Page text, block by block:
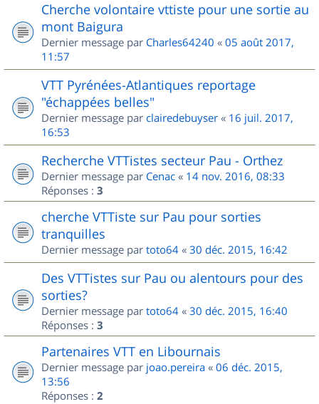
Cherche volontaire vttiste pour une sortie au
mont Baigura
Dernier message par Charles64240 « 05 août 2017,
11:57
VTT Pyrénées-Atlantiques reportage
"échappées belles"
Dernier message par clairedebuyser « 16 juil. 2017,
16:53
Recherche VTTistes secteur Pau - Orthez
Dernier message par Cenac « 14 nov. 2016, 08:33
Réponses : 3
cherche VTTiste sur Pau pour sorties
tranquilles
Dernier message par toto64 « 30 déc. 2015, 16:42
Des VTTistes sur Pau ou alentours pour des
sorties?
Dernier message par toto64 « 30 déc. 2015, 16:40
Réponses : 3
Partenaires VTT en Libournais
Dernier message par joao.pereira « 06 déc. 2015,
13:56
Réponses : 2